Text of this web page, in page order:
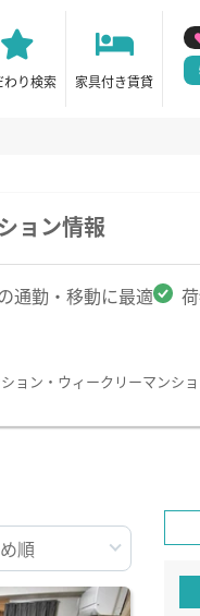
わり検索 家具付き賃貸
ョン情報
通勤・移動に最適
ョン・ウィークリーマンシ